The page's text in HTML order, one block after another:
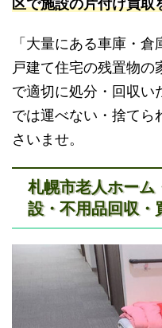
区で施設の片付け買取
「大量にある車庫・
戸建て住宅の残置物
で適切に処分・回収い
では運べない・捨てら
さいませ。
札幌市老人ホーム
設・不用品回収・